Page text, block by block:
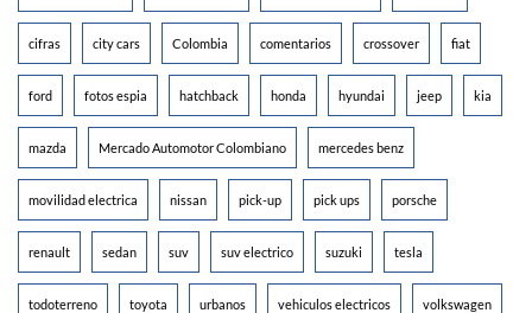
cifras city cars Colombia comentarios crossover fiat
ford fotos espia hatchback honda hyundai jeep kia
mazda Mercado Automotor Colombiano mercedes benz
movilidad electrica nissan pick-up pick ups porsche
renault sedan suv suv electrico suzuki tesla
todoterreno toyota urbanos vehiculos electricos volkswagen